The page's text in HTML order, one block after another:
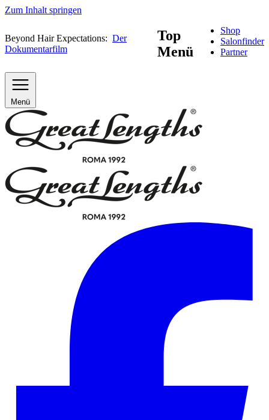
Zum Inhalt springen
Beyond Hair Expectations: Der
Dokumentarfilm
Top
Menü
Shop
Salonfinder
Partner
Menü